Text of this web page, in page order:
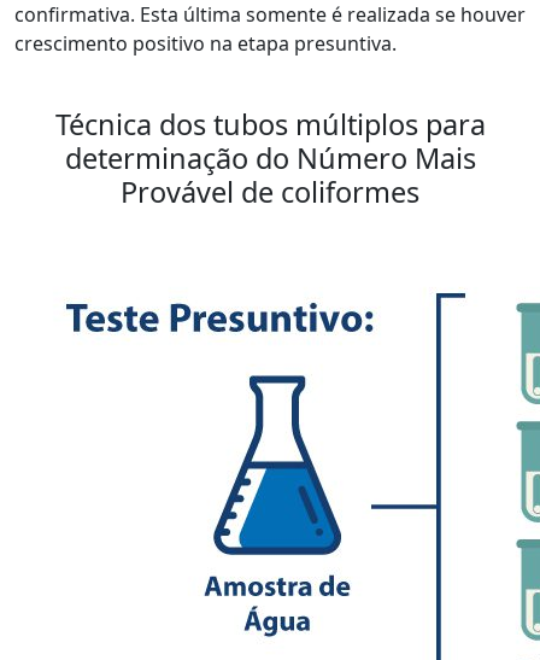
confirmativa. Esta última somente é realizada se houver
crescimento positivo na etapa presuntiva.
Técnica dos tubos múltiplos para
determinação do Número Mais
Provável de coliformes